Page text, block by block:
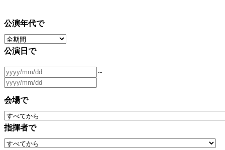
公演年代で
公演日で
～
会場で
指揮者で